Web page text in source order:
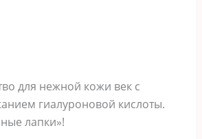
для нежной кожи век с
гиалуроновой кислоты.
лапки»!